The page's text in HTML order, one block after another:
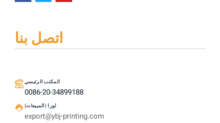
اتصل بنا
المكتب الرئيسي
0086-20-34899188
لورا (المبيعات)
export@ybj-printing.com